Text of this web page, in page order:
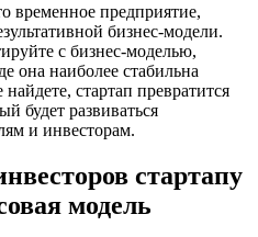
временное предприятие,
бизнес-модели.
с бизнес-моделью,
она наиболее стабильна
стартап превратится
будет развиваться
и инвесторам.
стартапу
модель